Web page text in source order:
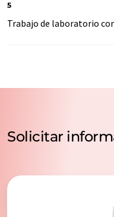
5
Trabajo de laboratorio
Solicitar